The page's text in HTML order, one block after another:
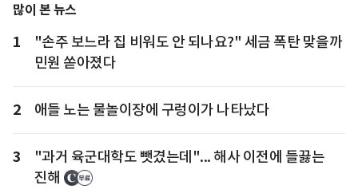
많이 본 뉴스
1
"손주 보느라 집 비워도 안 되나요?" 세금 폭탄 맞을까
민원 쏟아졌다
2 애들 노는 물놀이장에 구렁이가 나타났다
3
"과거 육군대학도 뺏겼는데"... 해사 이전에 들끓는
진해